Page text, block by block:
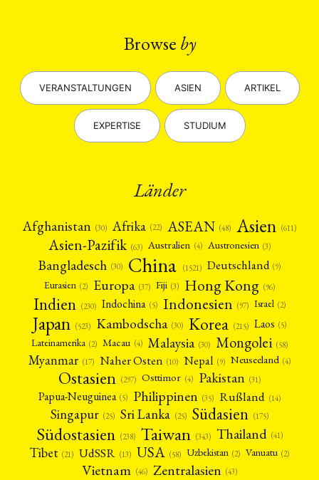
Browse by
VERANSTALTUNGEN ASIEN ARTIKEL
EXPERTISE STUDIUM
Länder
Afghanistan (30) Afrika (22) ASEAN (48) Asien (611)
Asien-Pazifik (63) Australien (4) Austronesien (3)
Bangladesch (30) China (1521) Deutschland (9)
Eurasien (2) Europa (37) Fiji (3) Hong Kong (96)
Indien (230) Indochina (5) Indonesien (97) Israel (2)
Japan (523) Kambodscha (30) Korea (215) Laos (5)
Lateinamerika (2) Macau (4) Malaysia (30) Mongolei (58)
Myanmar (17) Naher Osten (10) Nepal (9) Neuseeland (4)
Ostasien (297) Osttimor (4) Pakistan (31)
Papua-Neuguinea (5) Philippinen (35) Rußland (14)
Singapur (25) Sri Lanka (25) Südasien (175)
Südostasien (238) Taiwan (343) Thailand (41)
Tibet (21) UdSSR (13) USA (58) Uzbekistan (2) Vanuatu (2)
Vietnam (46) Zentralasien (43)